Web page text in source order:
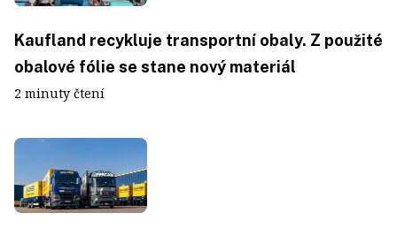
Kaufland recykluje transportní obaly. Z použité
obalové fólie se stane nový materiál
2 minuty čtení